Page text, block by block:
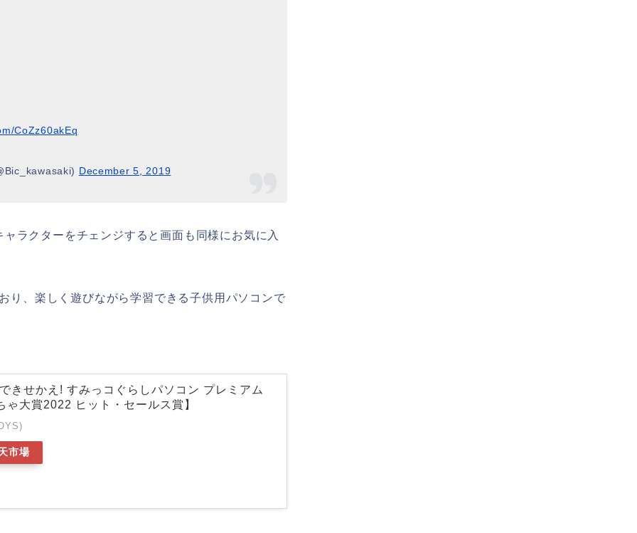
CoZz60akEq
December 5, 2019
ラクターをチェンジすると画面も同様にお気に入
り、楽しく遊びながら学習できる子供用パソコンで
きせかえ! すみっコぐらしパソコン プレミアム
ゃ大賞2022 ヒット・セールス賞】
市場